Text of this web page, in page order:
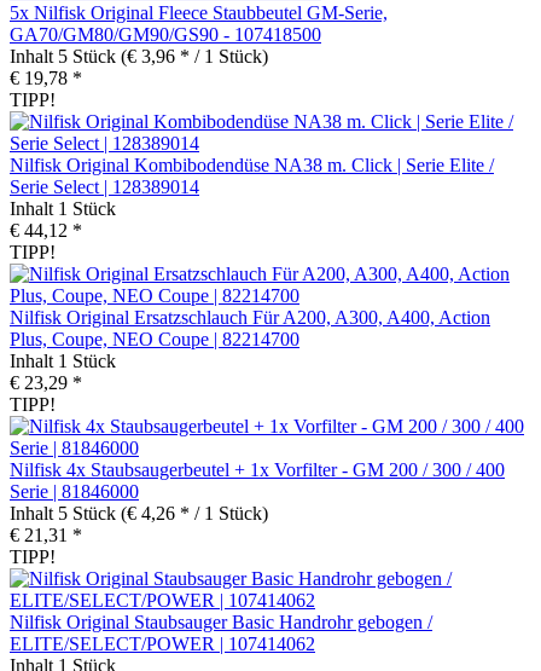
5x Nilfisk Original Fleece Staubbeutel GM-Serie,
GA70/GM80/GM90/GS90 - 107418500
Inhalt 5 Stück (€ 3,96 * / 1 Stück)
€ 19,78 *
TIPP!
Nilfisk Original Kombibodendüse NA38 m. Click | Serie Elite /
Serie Select | 128389014
Inhalt 1 Stück
€ 44,12 *
TIPP!
Nilfisk Original Ersatzschlauch Für A200, A300, A400, Action
Plus, Coupe, NEO Coupe | 82214700
Inhalt 1 Stück
€ 23,29 *
TIPP!
Nilfisk 4x Staubsaugerbeutel + 1x Vorfilter - GM 200 / 300 / 400
Serie | 81846000
Inhalt 5 Stück (€ 4,26 * / 1 Stück)
€ 21,31 *
TIPP!
Nilfisk Original Staubsauger Basic Handrohr gebogen /
ELITE/SELECT/POWER | 107414062
Inhalt 1 Stück